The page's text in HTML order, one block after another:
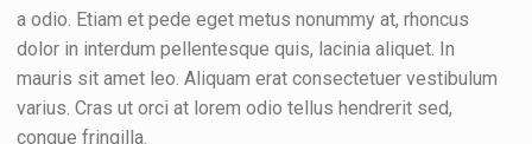
a odio. Etiam et pede eget metus nonummy at, rhoncus
dolor in interdum pellentesque quis, lacinia aliquet. In
mauris sit amet leo. Aliquam erat consectetuer vestibulum
varius. Cras ut orci at lorem odio tellus hendrerit sed,
congue fringilla.